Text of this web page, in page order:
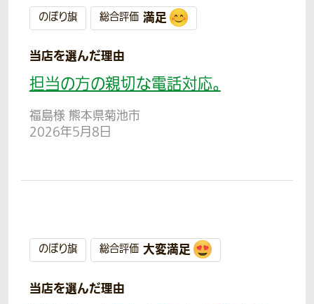
のぼり旗 総合評価 満足
当店を選んだ理由
担当の方の親切な電話対応。
福島様 熊本県菊池市
2026年5月8日
のぼり旗 総合評価 大変満足
当店を選んだ理由